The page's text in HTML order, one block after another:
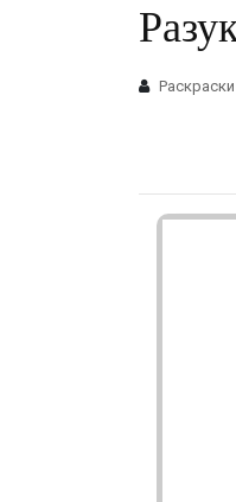
Раскраски